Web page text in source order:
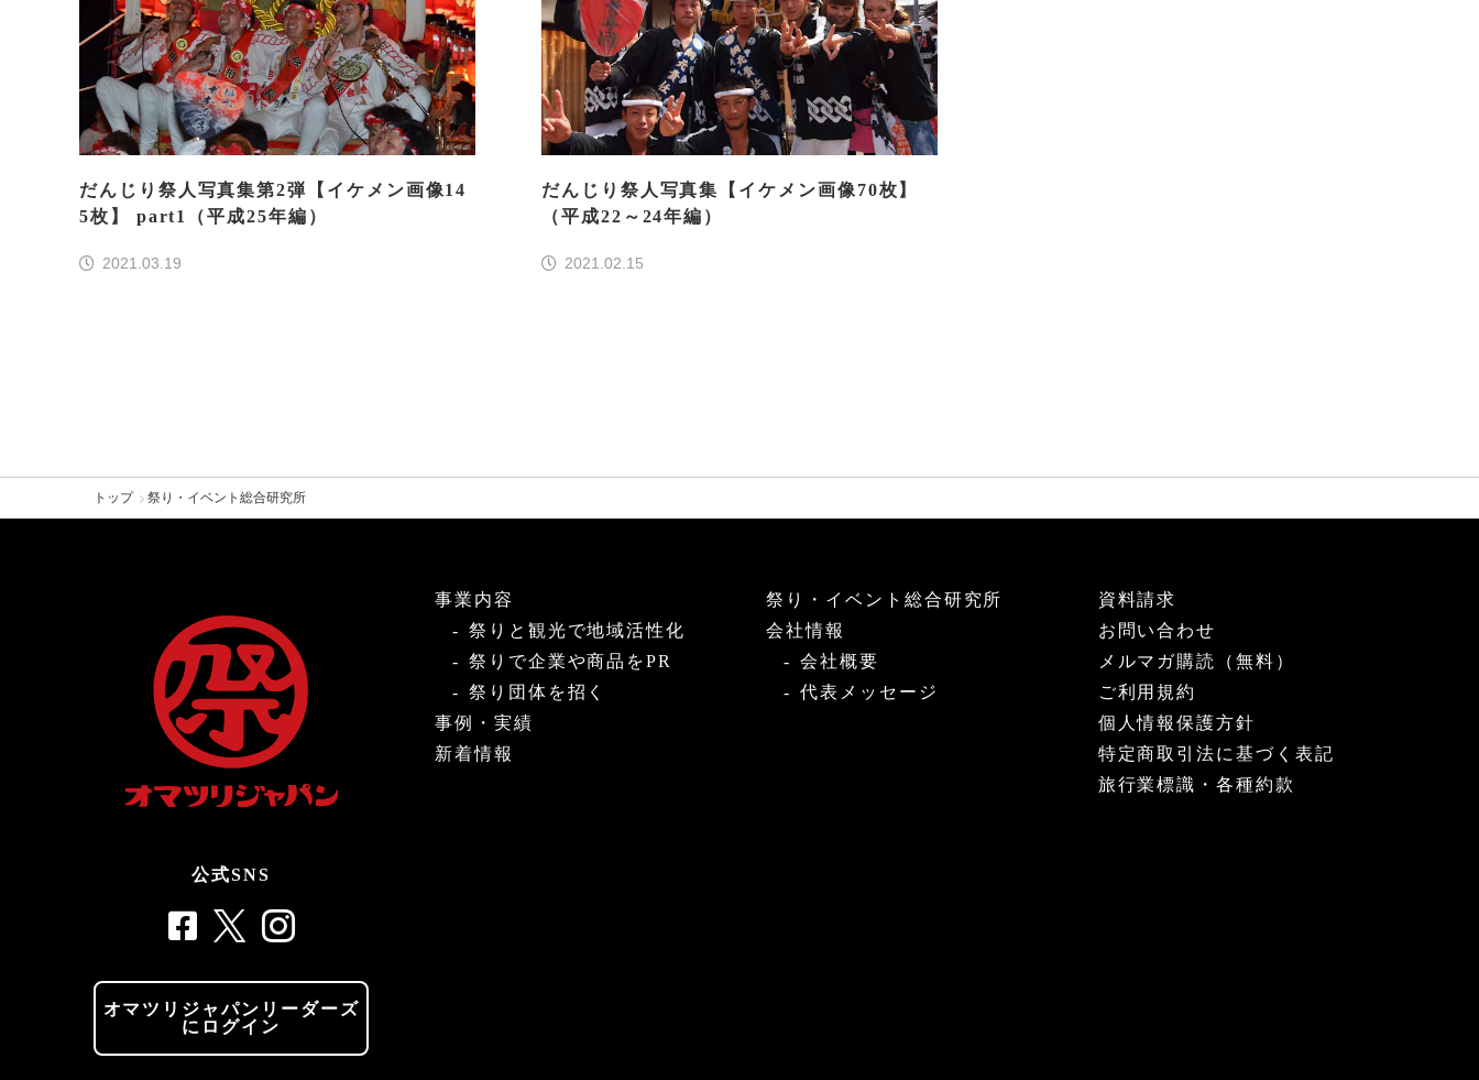
だんじり祭人写真集第2弾【イケメン画像14
5枚】 part1（平成25年編）
2021.03.19
だんじり祭人写真集【イケメン画像70枚】
（平成22～24年編）
2021.02.15
トップ 祭り・イベント総合研究所
公式SNS
オマツリジャパンリーダーズ
にログイン
事業内容
祭りと観光で地域活性化
祭りで企業や商品をPR
祭り団体を招く
事例・実績
新着情報
祭り・イベント総合研究所
会社情報
会社概要
代表メッセージ
資料請求
お問い合わせ
メルマガ購読（無料）
ご利用規約
個人情報保護方針
特定商取引法に基づく表記
旅行業標識・各種約款